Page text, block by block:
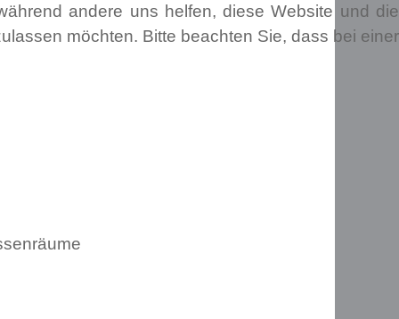
andere uns helfen, diese Website und die
möchten. Bitte beachten Sie, dass bei einer